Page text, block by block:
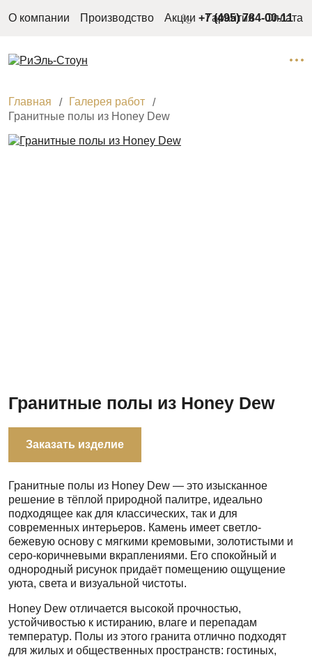
О компании Производство Акции Гарантия Оплата
+7 (495) 784-00-11
Главная
Галерея работ
Гранитные полы из Honey Dew
Гранитные полы из Honey Dew
Заказать изделие
Гранитные полы из Honey Dew — это изысканное
решение в тёплой природной палитре, идеально
подходящее как для классических, так и для
современных интерьеров. Камень имеет светло-
бежевую основу с мягкими кремовыми, золотистыми и
серо-коричневыми вкраплениями. Его спокойный и
однородный рисунок придаёт помещению ощущение
уюта, света и визуальной чистоты.
Honey Dew отличается высокой прочностью,
устойчивостью к истиранию, влаге и перепадам
температур. Полы из этого гранита отлично подходят
для жилых и общественных пространств: гостиных,